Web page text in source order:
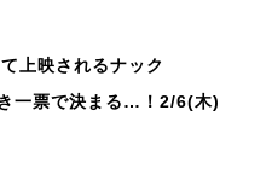
上映されるナック
一票で決まる…！2/6(木)